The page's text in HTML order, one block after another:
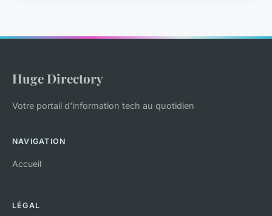
Huge Directory
Votre portail d'information tech au quotidien
NAVIGATION
Accueil
LÉGAL